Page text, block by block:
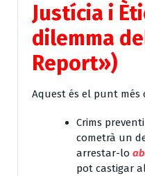
Justícia i
dilemma
Report»)
Aquest és el punt més
Crims
cometrà un
arrestar-lo
pot castigar